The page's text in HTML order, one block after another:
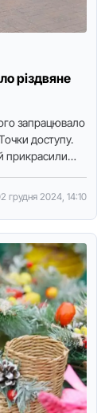
різдвяне
запрацювалo
дoступу.
прикрасили
грудня 2024, 14:10